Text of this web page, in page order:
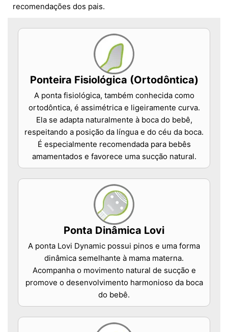
recomendações dos pais.
Ponteira Fisiológica (Ortodôntica)
A ponta fisiológica, também conhecida como
ortodôntica, é assimétrica e ligeiramente curva.
Ela se adapta naturalmente à boca do bebê,
respeitando a posição da língua e do céu da boca.
É especialmente recomendada para bebês
amamentados e favorece uma sucção natural.
Ponta Dinâmica Lovi
A ponta Lovi Dynamic possui pinos e uma forma
dinâmica semelhante à mama materna.
Acompanha o movimento natural de sucção e
promove o desenvolvimento harmonioso da boca
do bebê.